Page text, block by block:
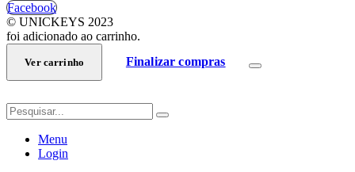
Facebook
© UNICKEYS 2023
foi adicionado ao carrinho.
Ver carrinho Finalizar compras
Menu
Login